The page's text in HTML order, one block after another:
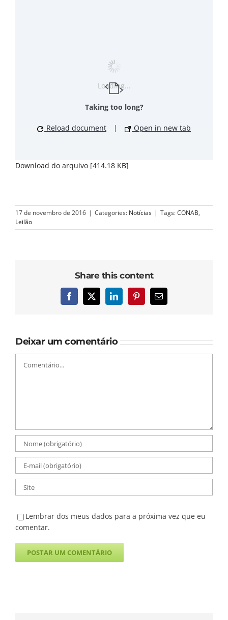
Loading...
Taking too long?
Reload document | Open in new tab
Download do arquivo [414.18 KB]
17 de novembro de 2016 | Categories: Notícias | Tags:CONAB,
Leilão
Share this content
Facebook
X LinkedInPinterest
E-
Deixar um comentário
Lembrar dos meus dados para a próxima vez que eu
comentar.